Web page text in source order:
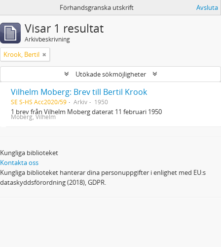
Förhandsgranska utskrift Avsluta
Visar 1 resultat
Arkivbeskrivning
Krook, Bertil
Utökade sökmöjligheter
Vilhelm Moberg: Brev till Bertil Krook
SE S-HS Acc2020/59 Arkiv 1950
1 brev från Vilhelm Moberg daterat 11 februari 1950
Moberg, Vilhelm
Kungliga biblioteket
Kontakta oss
Kungliga biblioteket hanterar dina personuppgifter i enlighet med EU:s
dataskyddsförordning (2018), GDPR.